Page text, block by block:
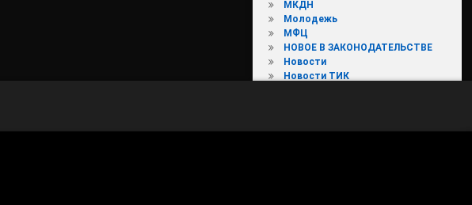
МКДН
Молодежь
МФЦ
НОВОЕ В ЗАКОНОДАТЕЛЬСТВЕ
Новости
Новости ТИК
Перепись 2021